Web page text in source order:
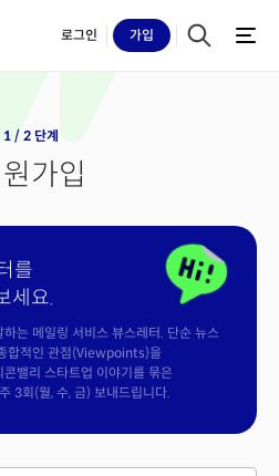
로그인 가입
1 / 2 단계
가입
를
세요.
는 메일링 서비스 뷰스레터. 단순 뉴스
합적인 관점(Viewpoints)을
밸리 스타트업 이야기를 묶은
3회(월, 수, 금) 보내드립니다.